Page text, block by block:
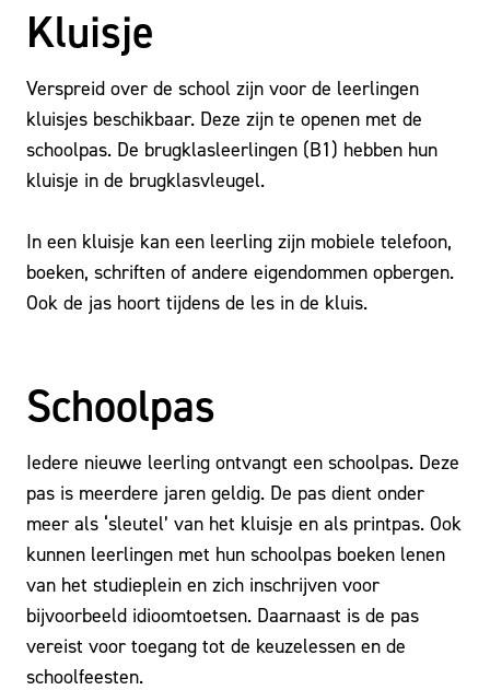
Kluisje
Verspreid over de school zijn voor de leerlingen
kluisjes beschikbaar. Deze zijn te openen met de
schoolpas. De brugklasleerlingen (B1) hebben hun
kluisje in de brugklasvleugel.
In een kluisje kan een leerling zijn mobiele telefoon,
boeken, schriften of andere eigendommen opbergen.
Ook de jas hoort tijdens de les in de kluis.
Schoolpas
Iedere nieuwe leerling ontvangt een schoolpas. Deze
pas is meerdere jaren geldig. De pas dient onder
meer als ‘sleutel’ van het kluisje en als printpas. Ook
kunnen leerlingen met hun schoolpas boeken lenen
van het studieplein en zich inschrijven voor
bijvoorbeeld idioomtoetsen. Daarnaast is de pas
vereist voor toegang tot de keuzelessen en de
schoolfeesten.